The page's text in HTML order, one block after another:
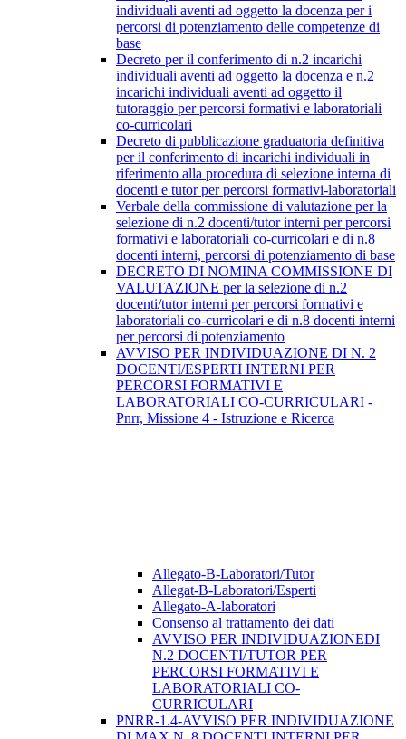
individuali aventi ad oggetto la docenza per i
percorsi di potenziamento delle competenze di
base
Decreto per il conferimento di n.2 incarichi
individuali aventi ad oggetto la docenza e n.2
incarichi individuali aventi ad oggetto il
tutoraggio per percorsi formativi e laboratoriali
co-curricolari
Decreto di pubblicazione graduatoria definitiva
per il conferimento di incarichi individuali in
riferimento alla procedura di selezione interna di
docenti e tutor per percorsi formativi-laboratoriali
Verbale della commissione di valutazione per la
selezione di n.2 docenti/tutor interni per percorsi
formativi e laboratoriali co-curricolari e di n.8
docenti interni, percorsi di potenziamento di base
DECRETO DI NOMINA COMMISSIONE DI
VALUTAZIONE per la selezione di n.2
docenti/tutor interni per percorsi formativi e
laboratoriali co-curricolari e di n.8 docenti interni
per percorsi di potenziamento
AVVISO PER INDIVIDUAZIONE DI N. 2
DOCENTI/ESPERTI INTERNI PER
PERCORSI FORMATIVI E
LABORATORIALI CO-CURRICULARI -
Pnrr, Missione 4 - Istruzione e Ricerca
Allegato-B-Laboratori/Tutor
Allegat-B-Laboratori/Esperti
Allegato-A-laboratori
Consenso al trattamento dei dati
AVVISO PER INDIVIDUAZIONEDI
N.2 DOCENTI/TUTOR PER
PERCORSI FORMATIVI E
LABORATORIALI CO-
CURRICULARI
PNRR-1.4-AVVISO PER INDIVIDUAZIONE